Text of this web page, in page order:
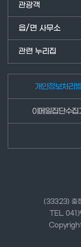
겨
관광객
읍/면 사무소
관련 누리집
개인정보처리
이메일집단수집
(33323) 충
TEL.